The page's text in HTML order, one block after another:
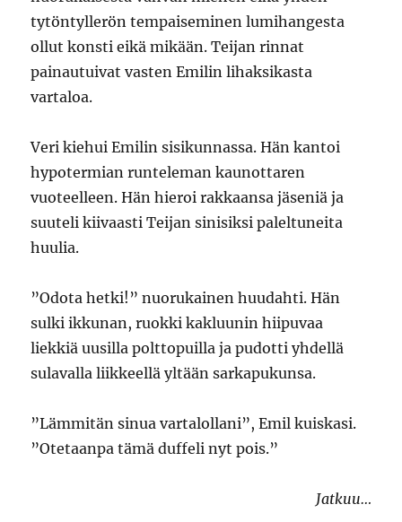
tytöntyllerön tempaiseminen lumihangesta
ollut konsti eikä mikään. Teijan rinnat
painautuivat vasten Emilin lihaksikasta
vartaloa.
Veri kiehui Emilin sisikunnassa. Hän kantoi
hypotermian runteleman kaunottaren
vuoteelleen. Hän hieroi rakkaansa jäseniä ja
suuteli kiivaasti Teijan sinisiksi paleltuneita
huulia.
”Odota hetki!” nuorukainen huudahti. Hän
sulki ikkunan, ruokki kakluunin hiipuvaa
liekkiä uusilla polttopuilla ja pudotti yhdellä
sulavalla liikkeellä yltään sarkapukunsa.
”Lämmitän sinua vartalollani”, Emil kuiskasi.
”Otetaanpa tämä duffeli nyt pois.”
Jatkuu…